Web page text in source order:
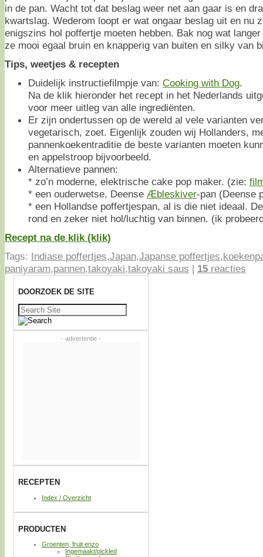
in de pan. Wacht tot dat beslag weer net aan gaar is en
kwartslag. Wederom loopt er wat ongaar beslag uit en nu
enigszins hol poffertje moeten hebben. Bak nog wat
ze mooi egaal bruin en knapperig van buiten en silky van
Tips, weetjes & recepten
Duidelijk instructiefilmpje van: Cooking with Dog.
Na de klik hieronder het recept in het Nederlands
voor meer uitleg van alle ingrediënten.
Er zijn ondertussen op de wereld al vele varianten
vegetarisch, zoet. Eigenlijk zouden wij Hollanders,
pannenkoekentraditie de beste varianten moeten
en appelstroop bijvoorbeeld.
Alternatieve pannen:
* zo’n moderne, elektrische cake pop maker. (zie:
* een ouderwetse, Deense Æbleskiver-pan (Deense
* een Hollandse poffertjespan, al is die niet ideaal.
rond en zeker niet hol/luchtig van binnen. (ik
Recept na de klik (klik)
Tags: Indiase poffertjes,Japan,Japanse poffertjes,
paniyaram,pannen,takoyaki,takoyaki saus | 15 reacties
DOORZOEK DE SITE
Zoeken
naar:
- advertentie -
RECEPTEN
Index / Overzicht
PRODUCTEN
Groenten, fruit enzo
Ingemaakt/pickled